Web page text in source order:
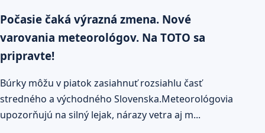
Počasie čaká výrazná zmena. Nové
varovania meteorológov. Na TOTO sa
pripravte!
Búrky môžu v piatok zasiahnuť rozsiahlu časť
stredného a východného Slovenska.Meteorológovia
upozorňujú na silný lejak, nárazy vetra aj m...